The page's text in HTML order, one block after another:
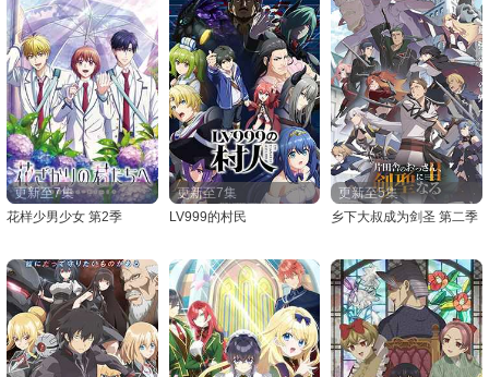
更新至7集
花样少男少女 第2季
更新至7集
LV999的村民
更新至5集
乡下大叔成为剑圣 第二季